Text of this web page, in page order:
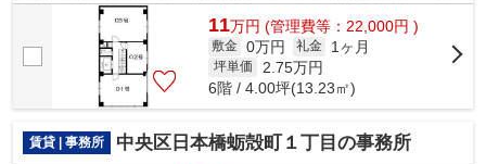
可能です◆業種・ご希望条件等お気軽にお問...
11万円 (管理費等：22,000円 )
敷金 0万円 礼金 1ヶ月
坪単価 2.75万円
6階 / 4.00坪(13.23㎡)
賃貸 | 事務所 中央区日本橋蛎殻町１丁目の事務所